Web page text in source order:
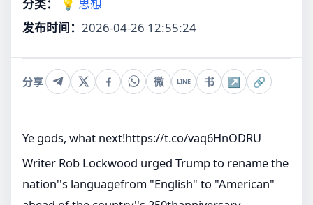
分类：
💡 思想
发布时间： 2026-04-26 12:55:24
分享 微 LINE 书 ↗ 🔗
Ye gods, what next!https://t.co/vaq6HnODRU
Writer Rob Lockwood urged Trump to rename the
nation''s languagefrom "English" to "American"